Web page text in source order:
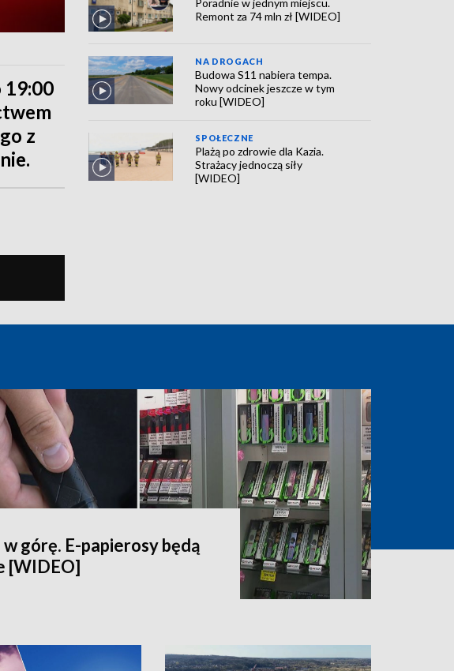
19:00
z
Remont za 74 mln zł [WIDEO]
NA DROGACH
Budowa S11 nabiera tempa.
Nowy odcinek jeszcze w tym
roku [WIDEO]
SPOŁECZNE
Plażą po zdrowie dla Kazia.
Strażacy jednoczą siły
[WIDEO]
górę. E-papierosy będą
[WIDEO]